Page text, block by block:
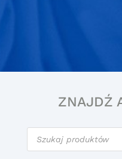
ZNAJDŹ
Wyszukiwarka
produktów